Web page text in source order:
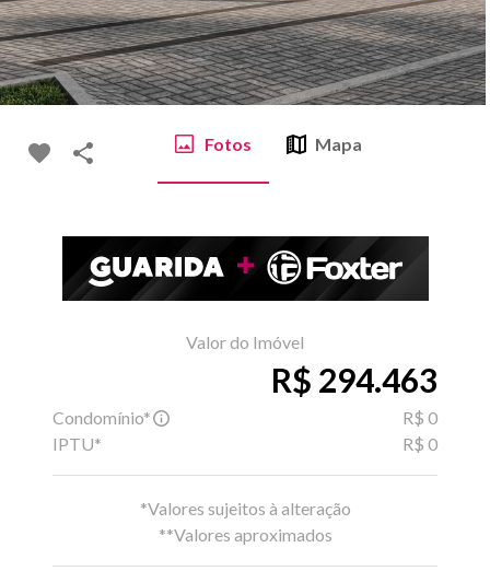
Fotos Mapa
Valor do Imóvel
R$ 294.463
Condomínio*
R$ 0
IPTU*
R$ 0
*Valores sujeitos à alteração
**Valores aproximados